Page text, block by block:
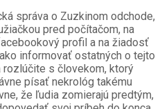
správa o Zuzkinom odchode,
pred počítačom, na
profil a na žiadosť
informovať ostatných o tejto
s človekom, ktorý
písať nekrológ takému
že ľudia zomierajú predtým,